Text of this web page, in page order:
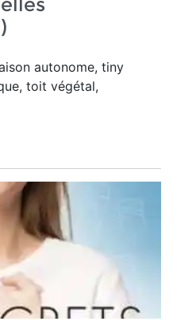
autonome, tiny
toit végétal,